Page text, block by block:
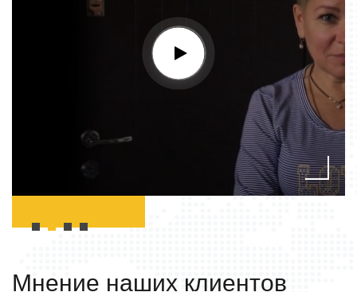
Мнение наших клиентов